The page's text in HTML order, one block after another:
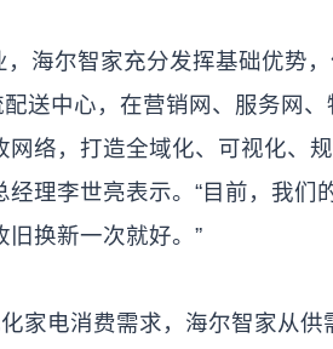
海尔智家充分发挥基础优势
送中心，在营销网、服务网
网络，打造全域化、可视化、
经理李世亮表示。“目前，我
换新一次就好。”
电消费需求，海尔智家从供